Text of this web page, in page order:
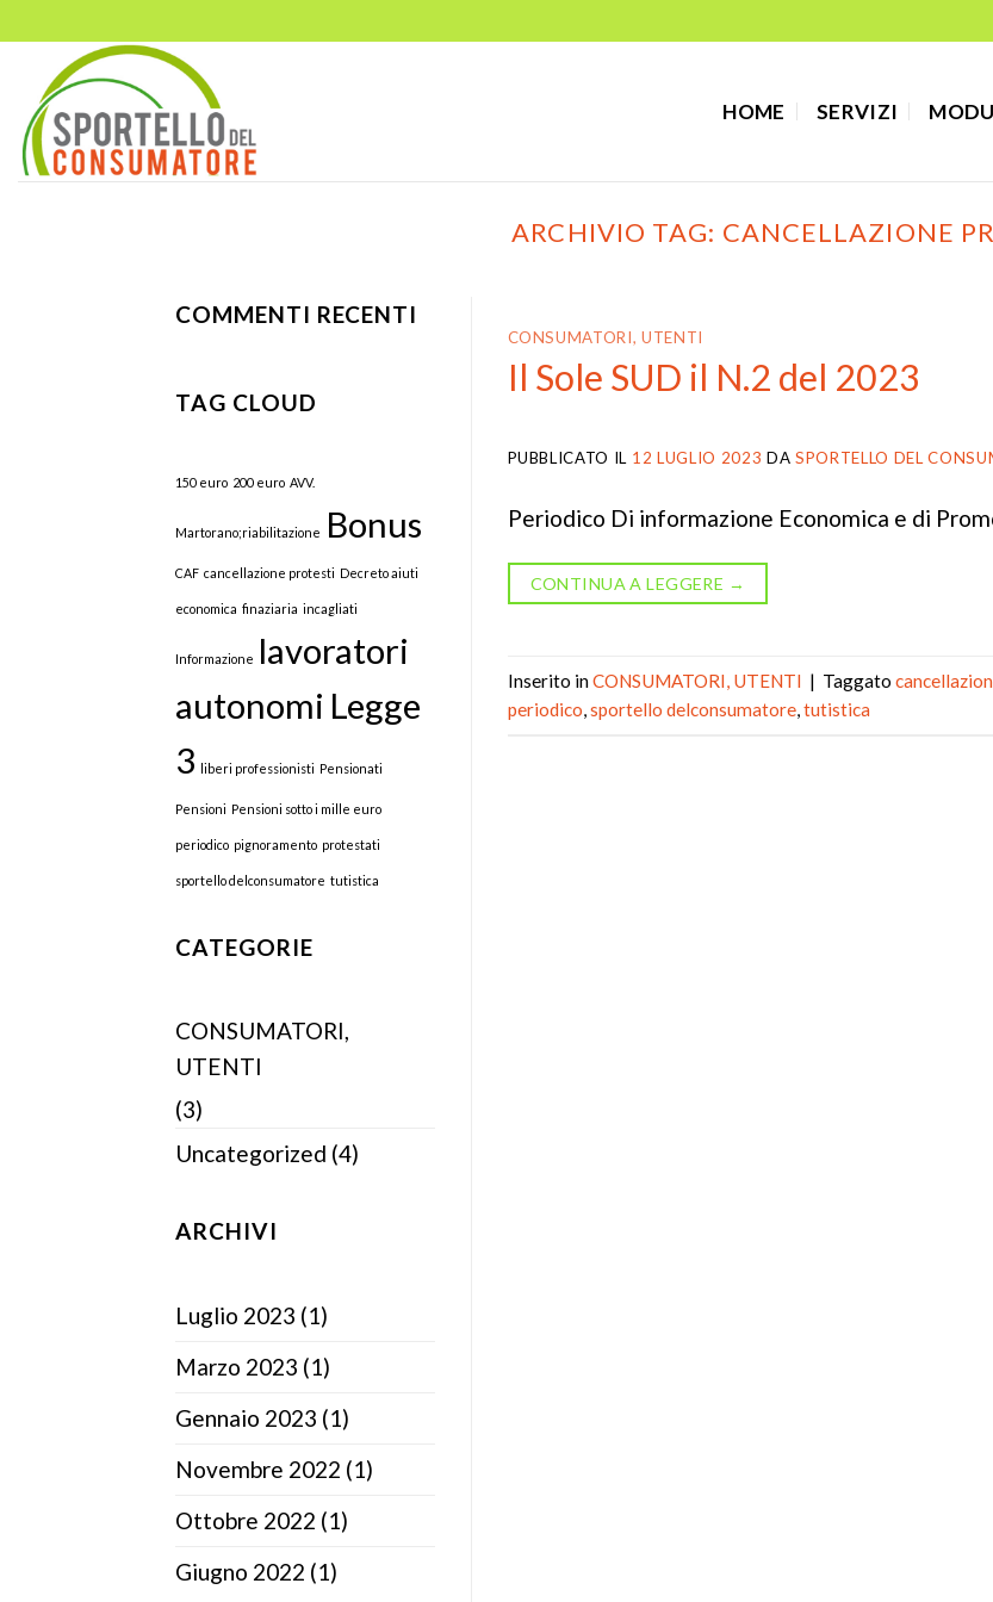
content
HOME SERVIZI
ARCHIVIO TAG: CANCELLAZIONE
COMMENTI RECENTI
TAG CLOUD
150 euro 200 euro AVV.
Martorano;riabilitazione Bonus
CAF cancellazione protesti Decreto aiuti
economica finaziaria incagliati
Informazione lavoratori
autonomi Legge
3
liberi professionisti Pensionati
Pensioni Pensioni sotto i mille euro
periodico pignoramento protestati
sportello delconsumatore tutistica
CATEGORIE
CONSUMATORI,
UTENTI
(3)
Uncategorized (4)
ARCHIVI
Luglio 2023 (1)
Marzo 2023 (1)
Gennaio 2023 (1)
Novembre 2022 (1)
Ottobre 2022 (1)
Giugno 2022 (1)
CONSUMATORI, UTENTI
Il Sole SUD il N.2 del 2023
PUBBLICATO IL 12 LUGLIO 2023 DA SPORTELLO DEL
Periodico Di informazione Economica e di
CONTINUA A LEGGERE →
Inserito inCONSUMATORI, UTENTI | Taggato
periodico,sportello delconsumatore,tutistica